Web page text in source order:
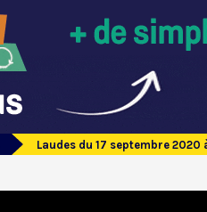
Laudes du 17 septembre 2020